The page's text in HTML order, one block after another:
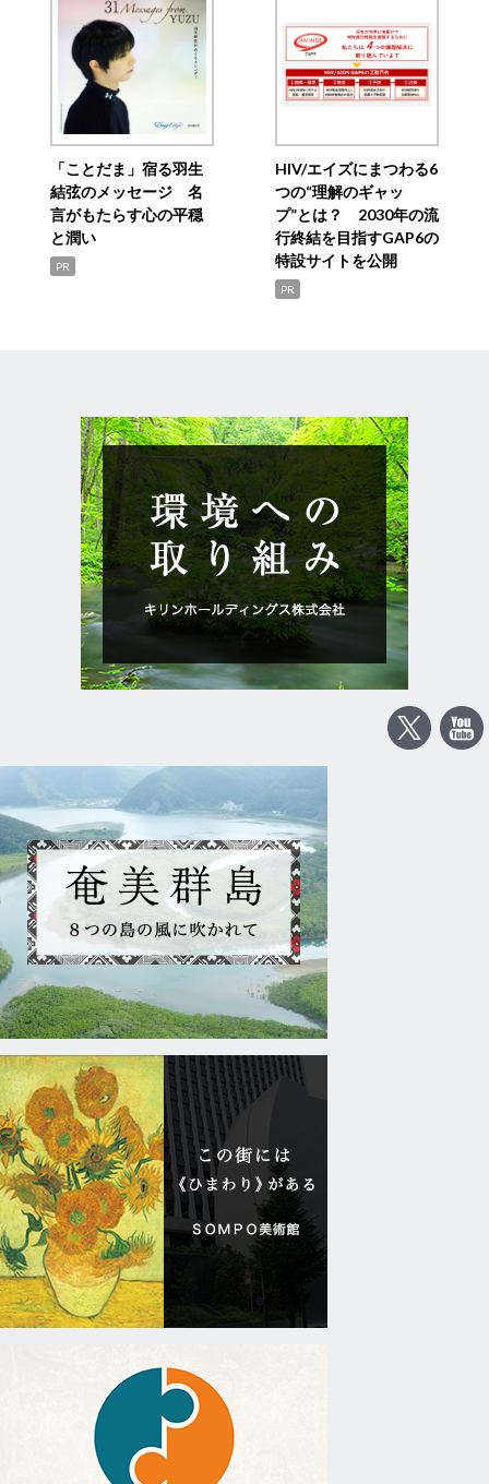
「ことだま」宿る羽生
結弦のメッセージ 名
言がもたらす心の平穏
と潤い
PR
HIV/エイズにまつわる6
つの“理解のギャッ
プ”とは？ 2030年の流
行終結を目指すGAP6の
特設サイトを公開
PR